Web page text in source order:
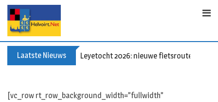
Skip
content
Laatste Nieuws 60+ en nog zin om te voetballen? Kom
[vc_row rt_row_background_width=”fullwidth”